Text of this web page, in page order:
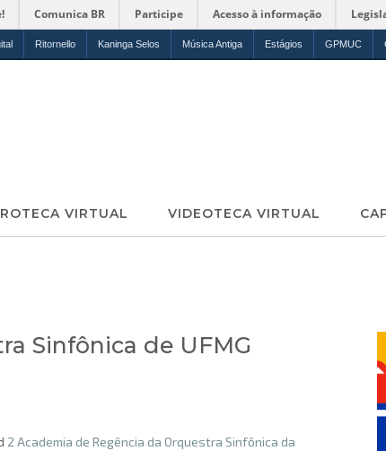
Comunica BR Participe Acesso à informação
Ritornello Kaninga Selos Música Antiga Estágios GPMUC
VIRTUAL VIDEOTECA VIRTUAL
Sinfônica de UFMG
2 Academia de Regência da Orquestra Sinfônica da